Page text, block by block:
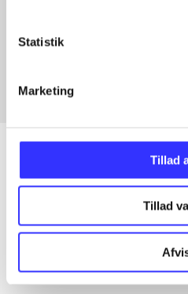
Statistik
Marketing
Tillad
Tillad
Fra
Alle registrerede artikler